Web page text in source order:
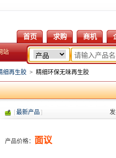
首页 求购 商机
站
细再生胶 > 精细环保无味再生胶
[最新产品]
产品价格： 面议